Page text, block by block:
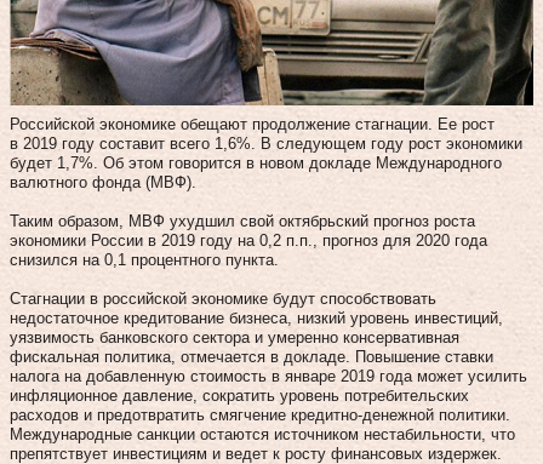
Российской экономике обещают продолжение стагнации. Ее рост
в 2019 году составит всего 1,6%. В следующем году рост экономики
будет 1,7%. Об этом говорится в новом докладе Международного
валютного фонда (МВФ).
Таким образом, МВФ ухудшил свой октябрьский прогноз роста
экономики России в 2019 году на 0,2 п.п., прогноз для 2020 года
снизился на 0,1 процентного пункта.
Стагнации в российской экономике будут способствовать
недостаточное кредитование бизнеса, низкий уровень инвестиций,
уязвимость банковского сектора и умеренно консервативная
фискальная политика, отмечается в докладе. Повышение ставки
налога на добавленную стоимость в январе 2019 года может усилить
инфляционное давление, сократить уровень потребительских
расходов и предотвратить смягчение кредитно-денежной политики.
Международные санкции остаются источником нестабильности, что
препятствует инвестициям и ведет к росту финансовых издержек.